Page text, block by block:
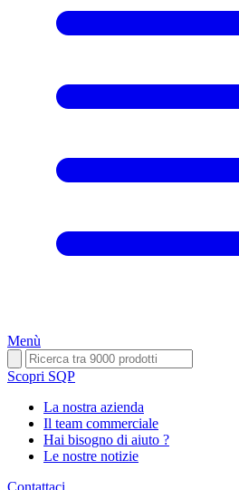
Menù
Scopri SQP
La nostra azienda
Il team commerciale
Hai bisogno di aiuto ?
Le nostre notizie
Contattaci